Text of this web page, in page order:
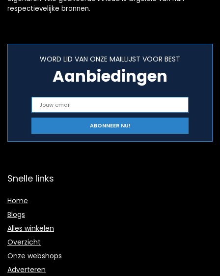
respectievelijke bronnen.
WORD LID VAN ONZE MAILLIJST VOOR BEST
Aanbiedingen
Snelle links
Home
Blogs
Alles winkelen
Overzicht
Onze webshops
Adverteren